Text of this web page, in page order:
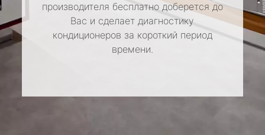
производителя бесплатно доберется до
Вас и сделает диагностику
кондиционеров за короткий период
времени.